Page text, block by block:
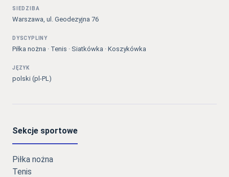
SIEDZIBA
Warszawa, ul. Geodezyjna 76
DYSCYPLINY
Piłka nożna · Tenis · Siatkówka · Koszykówka
JĘZYK
polski (pl-PL)
Sekcje sportowe
Piłka nożna
Tenis